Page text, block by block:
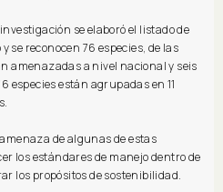
se elaboró el listado de
se reconocen 76 especies, de las
amenazadas a nivel nacional y seis
especies están agrupadas en 11
de algunas de estas
los estándares de manejo dentro de
los propósitos de sostenibilidad.